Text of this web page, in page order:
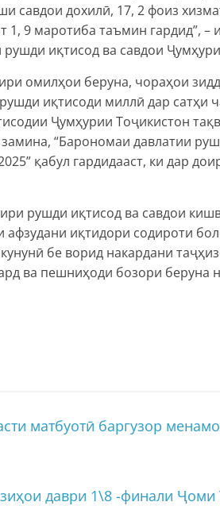
савдои дохилӣ, 17, 2 фоиз
1, 9 маротиба таъмин гардид”,
иқтисод ва савдои
омилҳои беруна, чораҳои
иқтисоди миллӣ дар сатҳи
Ҷумҳурии Тоҷикистон
“Барономаи давлатии
қабул гардидааст, ки дар
рушди иқтисод ва савдои
иқтидори содироти
бе ворид накардани
ва пешниҳоди бозори беруна
матбуотӣ баргузор
даври 1\8 -финали Ҷоми